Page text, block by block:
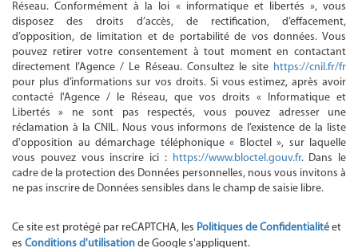
Réseau. Conformément à la loi « informatique et libertés », vous
disposez des droits d’accès, de rectification, d’effacement,
d’opposition, de limitation et de portabilité de vos données. Vous
pouvez retirer votre consentement à tout moment en contactant
directement l’Agence / Le Réseau. Consultez le site https://cnil.fr/fr
pour plus d’informations sur vos droits. Si vous estimez, après avoir
contacté l'Agence / le Réseau, que vos droits « Informatique et
Libertés » ne sont pas respectés, vous pouvez adresser une
réclamation à la CNIL. Nous vous informons de l’existence de la liste
d'opposition au démarchage téléphonique « Bloctel », sur laquelle
vous pouvez vous inscrire ici : https://www.bloctel.gouv.fr. Dans le
cadre de la protection des Données personnelles, nous vous invitons à
ne pas inscrire de Données sensibles dans le champ de saisie libre.
Ce site est protégé par reCAPTCHA, les Politiques de Confidentialité et
es Conditions d'utilisation de Google s'appliquent.